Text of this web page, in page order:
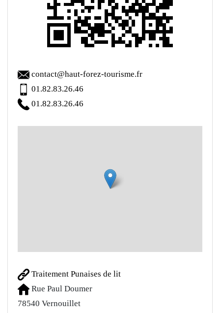
contact@haut-forez-tourisme.fr
01.82.83.26.46
01.82.83.26.46
Traitement Punaises de lit
Rue Paul Doumer
78540 Vernouillet